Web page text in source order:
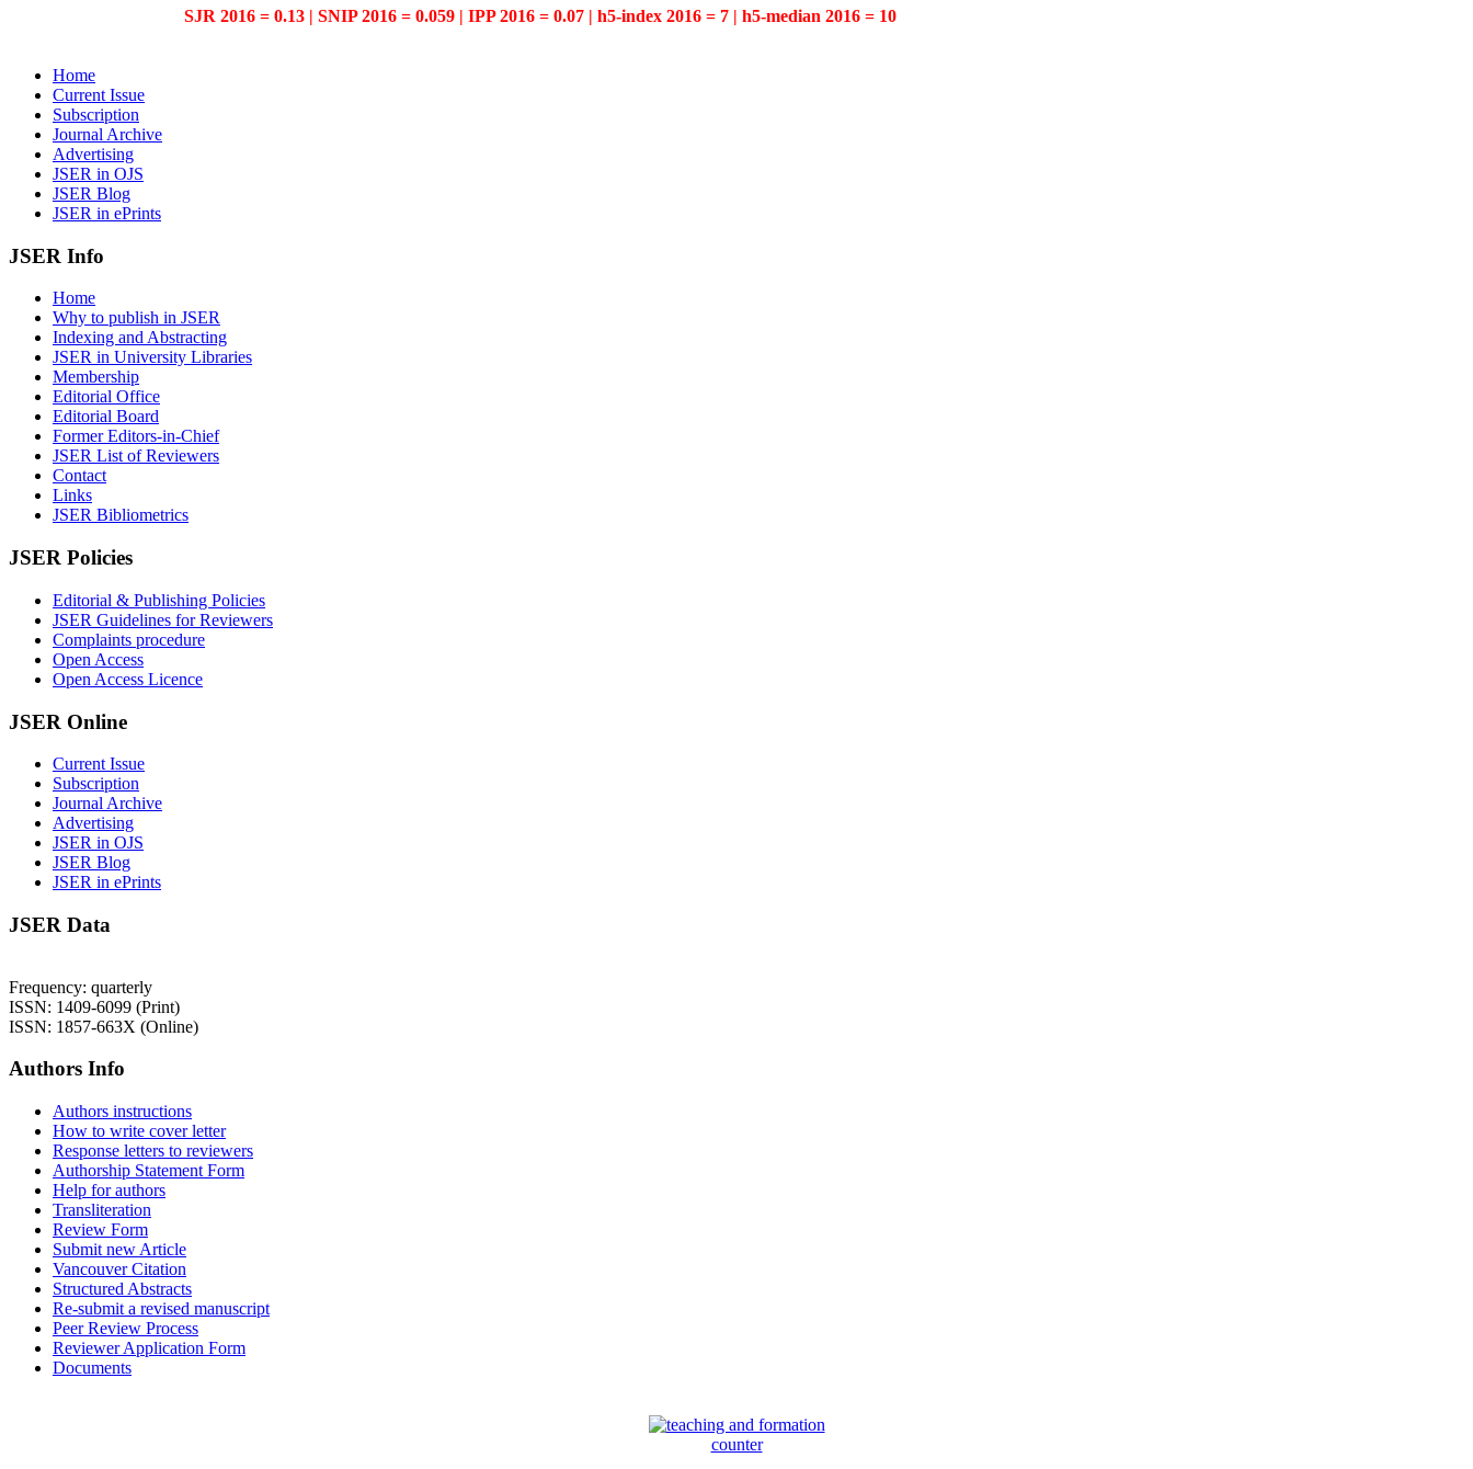
SJR 2016 = 0.13 | SNIP 2016 = 0.059 | IPP 2016 = 0.07 | h5-index 2016 = 7 | h5-median 2016 = 10
Home
Current Issue
Subscription
Journal Archive
Advertising
JSER in OJS
JSER Blog
JSER in ePrints
JSER Info
Home
Why to publish in JSER
Indexing and Abstracting
JSER in University Libraries
Membership
Editorial Office
Editorial Board
Former Editors-in-Chief
JSER List of Reviewers
Contact
Links
JSER Bibliometrics
JSER Policies
Editorial & Publishing Policies
JSER Guidelines for Reviewers
Complaints procedure
Open Access
Open Access Licence
JSER Online
Current Issue
Subscription
Journal Archive
Advertising
JSER in OJS
JSER Blog
JSER in ePrints
JSER Data
Frequency: quarterly
ISSN: 1409-6099 (Print)
ISSN: 1857-663X (Online)
Authors Info
Authors instructions
How to write cover letter
Response letters to reviewers
Authorship Statement Form
Help for authors
Transliteration
Review Form
Submit new Article
Vancouver Citation
Structured Abstracts
Re-submit a revised manuscript
Peer Review Process
Reviewer Application Form
Documents
counter